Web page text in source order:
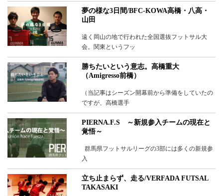
夢の様な3日間/BFC-KOWA高橋・八高・
山田
遠く岡山の地で行われた全国選抜フットサル大
会。関東というフッ
勝ちたいという意志。高橋重大
（Amigresso前橋）
（当記事はシーズン開幕前から準備をしていたの
ですが、高橋選手
PIERNA.F.S ～新規参入チームの現在と
覚悟～
群馬県フットサルリーグの3部には多くの新規参
入
立ち止まらず、走る/VERFADA FUTSAL
TAKASAKI